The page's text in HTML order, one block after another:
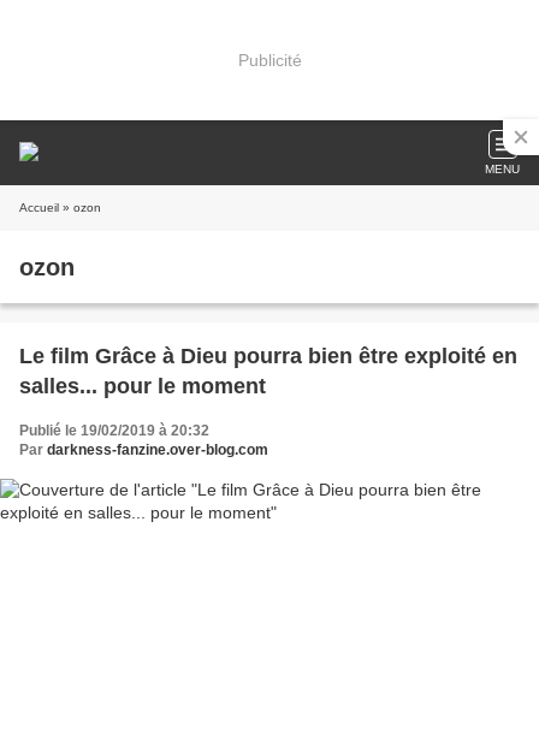
Publicité
MENU
Accueil » ozon
ozon
Le film Grâce à Dieu pourra bien être exploité en
salles... pour le moment
Publié le 19/02/2019 à 20:32
Par darkness-fanzine.over-blog.com